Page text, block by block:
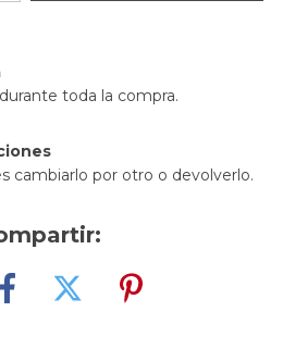
toda la compra.
cambiarlo por otro o devolverlo.